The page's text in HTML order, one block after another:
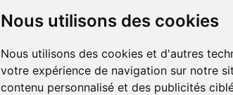
Nous utilisons des cookies
Nous utilisons des cookies et d'autres
votre expérience de navigation sur notre
contenu personnalisé et des publicités